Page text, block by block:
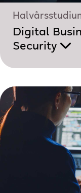
Digital
Security